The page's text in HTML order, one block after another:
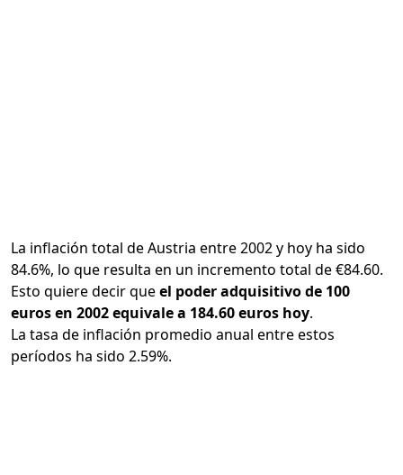
La inflación total de Austria entre 2002 y hoy ha sido
84.6%, lo que resulta en un incremento total de €84.60.
Esto quiere decir queel poder adquisitivo de 100
euros en 2002 equivale a 184.60 euros hoy.
La tasa de inflación promedio anual entre estos
períodos ha sido 2.59%.